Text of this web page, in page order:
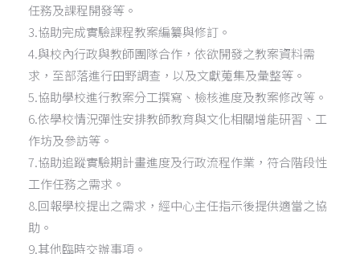
任務及課程開發等。
3.協助完成實驗課程教案編纂與修訂。
4.與校內行政與教師團隊合作，依欲開發之教案資料需
求，至部落進行田野調查，以及文獻蒐集及彙整等。
5.協助學校進行教案分工撰寫、檢核進度及教案修改等。
6.依學校情況彈性安排教師教育與文化相關增能研習、工
作坊及參訪等。
7.協助追蹤實驗期計畫進度及行政流程作業，符合階段性
工作任務之需求。
8.回報學校提出之需求，經中心主任指示後提供適當之協
助。
9.其他臨時交辦事項。